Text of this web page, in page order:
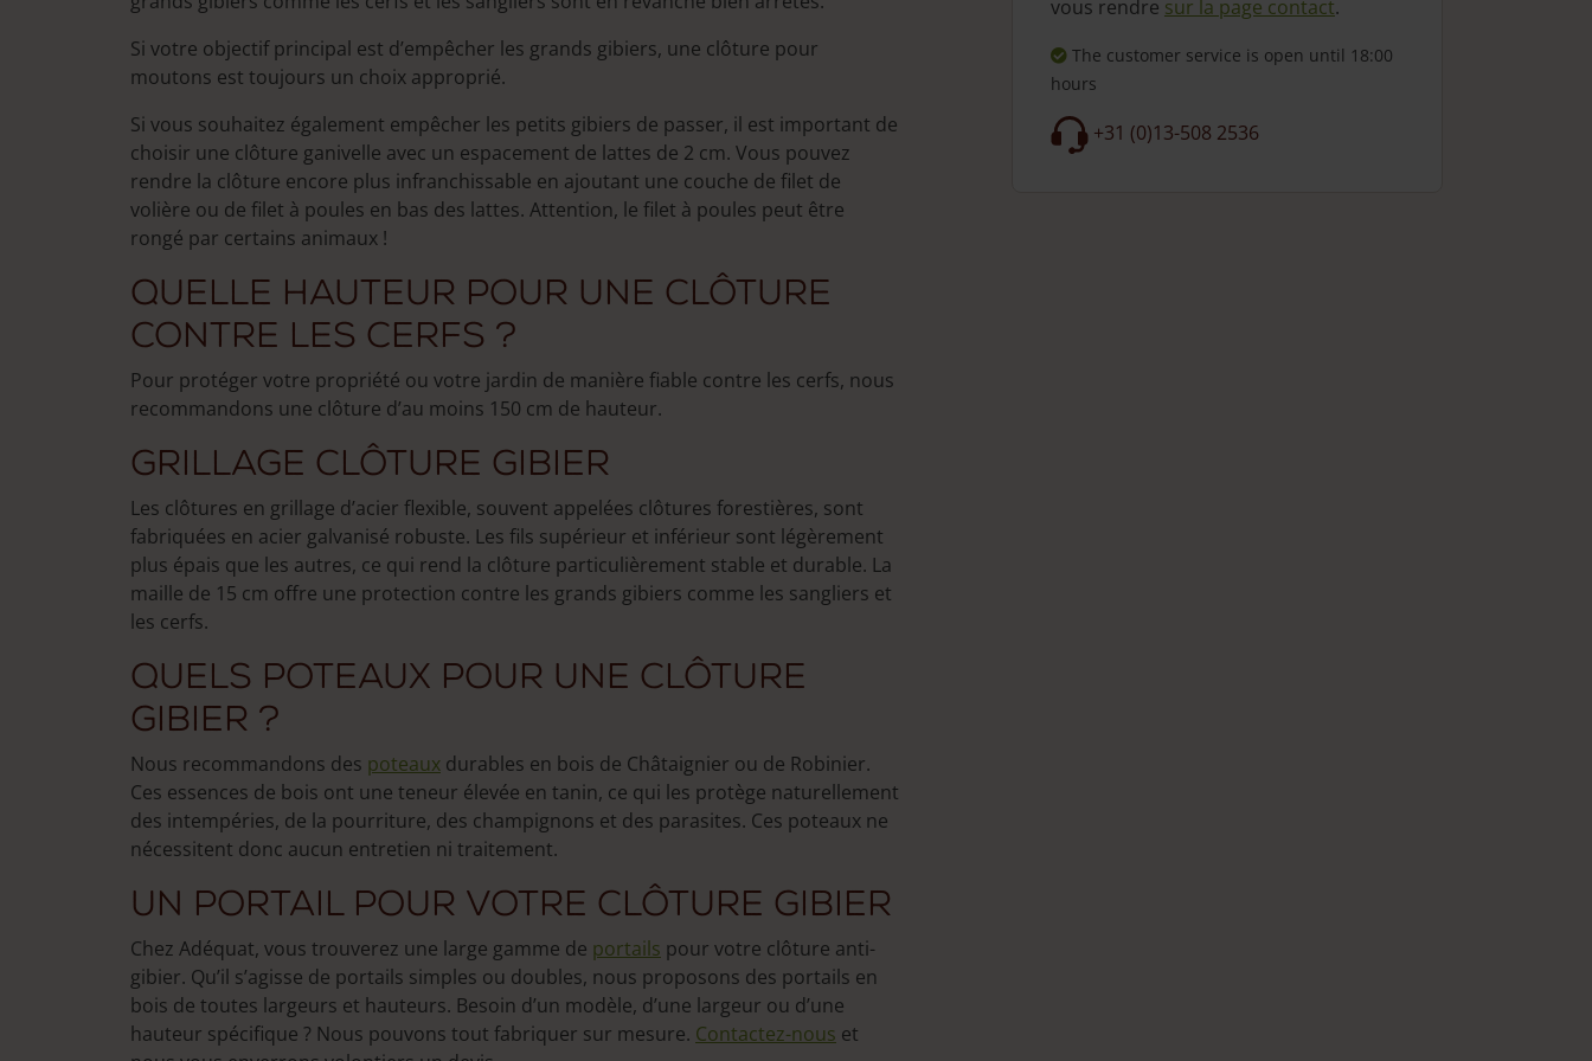
Si votre objectif principal est d’empêcher les grands gibiers, une clôture pour
moutons est toujours un choix approprié.
Si vous souhaitez également empêcher les petits gibiers de passer, il est important de
choisir une clôture ganivelle avec un espacement de lattes de 2 cm. Vous pouvez
rendre la clôture encore plus infranchissable en ajoutant une couche de filet de
volière ou de filet à poules en bas des lattes. Attention, le filet à poules peut être
rongé par certains animaux !
Quelle hauteur pour une clôture
contre les cerfs ?
Pour protéger votre propriété ou votre jardin de manière fiable contre les cerfs, nous
recommandons une clôture d’au moins 150 cm de hauteur.
Grillage clôture gibier
Les clôtures en grillage d’acier flexible, souvent appelées clôtures forestières, sont
fabriquées en acier galvanisé robuste. Les fils supérieur et inférieur sont légèrement
plus épais que les autres, ce qui rend la clôture particulièrement stable et durable. La
maille de 15 cm offre une protection contre les grands gibiers comme les sangliers et
les cerfs.
Quels poteaux pour une clôture
gibier ?
Nous recommandons des poteaux durables en bois de Châtaignier ou de Robinier.
Ces essences de bois ont une teneur élevée en tanin, ce qui les protège naturellement
des intempéries, de la pourriture, des champignons et des parasites. Ces poteaux ne
nécessitent donc aucun entretien ni traitement.
Un portail pour votre clôture gibier
Chez Adéquat, vous trouverez une large gamme de portails pour votre clôture anti-
gibier. Qu’il s’agisse de portails simples ou doubles, nous proposons des portails en
bois de toutes largeurs et hauteurs. Besoin d’un modèle, d’une largeur ou d’une
hauteur spécifique ? Nous pouvons tout fabriquer sur mesure. Contactez-nous et
vous rendre sur la page contact.
The customer service is open until 18:00
hours
+31 (0)13-508 2536